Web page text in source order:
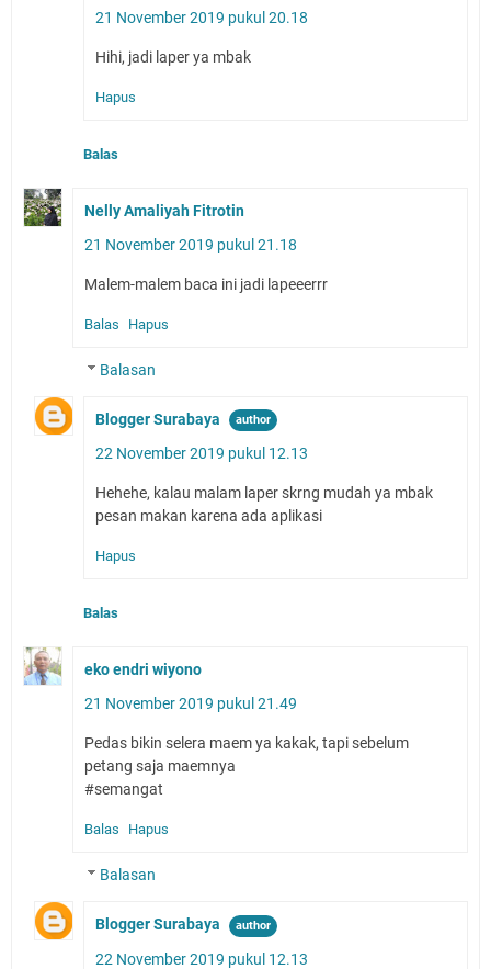
21 November 2019 pukul 20.18
Hihi, jadi laper ya mbak
Hapus
Balas
Nelly Amaliyah Fitrotin
21 November 2019 pukul 21.18
Malem-malem baca ini jadi lapeeerrr
Balas Hapus
Balasan
Blogger Surabaya
22 November 2019 pukul 12.13
Hehehe, kalau malam laper skrng mudah ya mbak
pesan makan karena ada aplikasi
Hapus
Balas
eko endri wiyono
21 November 2019 pukul 21.49
Pedas bikin selera maem ya kakak, tapi sebelum
petang saja maemnya
#semangat
Balas Hapus
Balasan
Blogger Surabaya
22 November 2019 pukul 12.13